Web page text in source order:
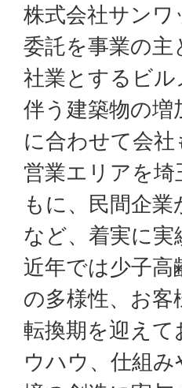
株式会社サン
委託を事業の
社業とするビ
伴う建築物の
に合わせて会
営業エリアを
もに、民間企
など、着実に
近年では少子
の多様性、お
転換期を迎え
ウハウ、仕組